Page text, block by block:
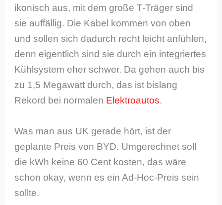
ikonisch aus, mit dem große T-Träger sind
sie auffällig. Die Kabel kommen von oben
und sollen sich dadurch recht leicht anfühlen,
denn eigentlich sind sie durch ein integriertes
Kühlsystem eher schwer. Da gehen auch bis
zu 1,5 Megawatt durch, das ist bislang
Rekord bei normalen Elektroautos.
Was man aus UK gerade hört, ist der
geplante Preis von BYD. Umgerechnet soll
die kWh keine 60 Cent kosten, das wäre
schon okay, wenn es ein Ad-Hoc-Preis sein
sollte.